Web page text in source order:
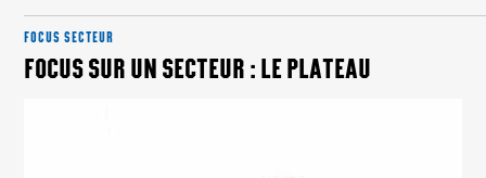
FOCUS SECTEUR
FOCUS SUR UN SECTEUR : LE PLATEAU